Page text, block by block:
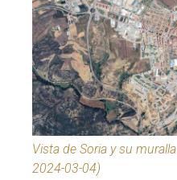
Vista de Soria y su
2024-03-04)